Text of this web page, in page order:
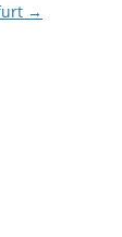
→